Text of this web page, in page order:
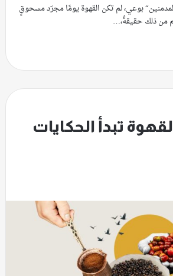
بوعي، لم تكن القهوة يومًا مجرّد مسحوقٍ
من ذلك حقيقةً،…
تبدأ الحكايات